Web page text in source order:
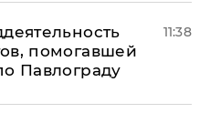
помогавшей
Павлограду
11:38